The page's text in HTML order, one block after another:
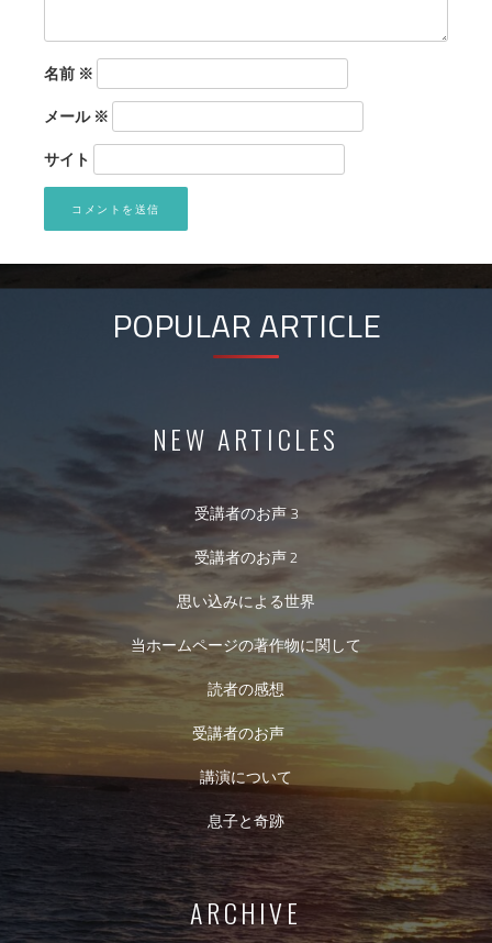
名前 ※
メール※
サイト
POPULAR ARTICLE
NEW ARTICLES
受講者のお声 3
受講者のお声 2
思い込みによる世界
当ホームページの著作物に関して
読者の感想
受講者のお声
講演について
息子と奇跡
ARCHIVE